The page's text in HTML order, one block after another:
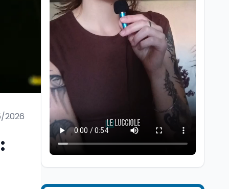
2026
Riforma del calcio, si
insedia il comitato
ristretto al Senato. La
soddisfazione del
senatore di Forza Italia,
Mario Occhiuto
Mondo8 ago
Istituita dal Parlamento
Università8 ago